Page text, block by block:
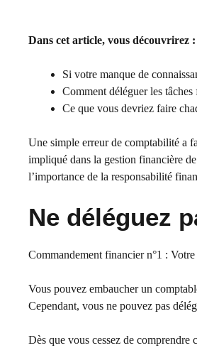
Dans cet article, vous découvrirez :
Si votre manque de
Comment déléguer les
Ce que vous devriez faire
Une simple erreur de comptabilité a
impliqué dans la gestion financière
l’importance de la responsabilité
Ne déléguez
Commandement financier n°1 :
Vous pouvez embaucher un
Cependant, vous ne pouvez pas
Dès que vous cessez de